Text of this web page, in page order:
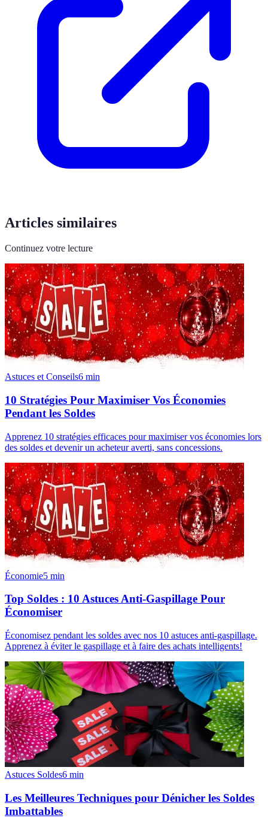
Articles similaires
Continuez votre lecture
Astuces et Conseils6 min
10 Stratégies Pour Maximiser Vos Économies
Pendant les Soldes
Apprenez 10 stratégies efficaces pour maximiser vos économies lors
des soldes et devenir un acheteur averti, sans concessions.
Économie5 min
Top Soldes : 10 Astuces Anti-Gaspillage Pour
Économiser
Économisez pendant les soldes avec nos 10 astuces anti-gaspillage.
Apprenez à éviter le gaspillage et à faire des achats intelligents!
Astuces Soldes6 min
Les Meilleures Techniques pour Dénicher les Soldes
Imbattables